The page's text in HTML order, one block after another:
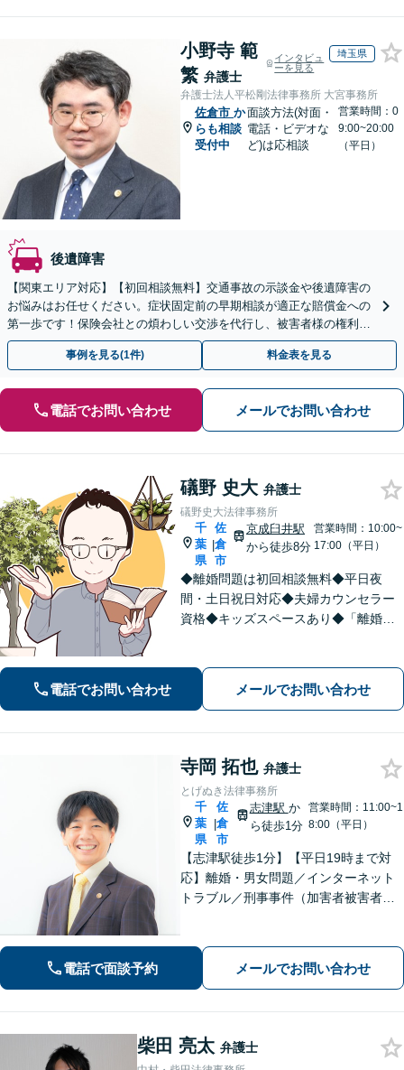
小野寺 範
繁 弁護士
インタビュ
ーを見る
埼玉県
弁護士法人平松剛法律事務所 大宮事務所
佐倉市 か
らも相談
受付中
面談方法(対面・
電話・ビデオな
ど)は応相談
営業時間：0
9:00~20:00
（平日）
後遺障害
【関東エリア対応】【初回相談無料】交通事故の示談金や後遺障害の
お悩みはお任せください。症状固定前の早期相談が適正な賠償金への
第一歩です！保険会社との煩わしい交渉を代行し、被害者様の権利を
しっかり守ります。【夜間や休日相談可】
事例を見る(1件) 料金表を見る
電話でお問い合わせ メールでお問い合わせ
礒野 史大 弁護士
礒野史大法律事務所
千
葉
県
|
佐
倉
市
京成臼井駅
から徒歩8分
営業時間：10:00~
17:00（平日）
◆離婚問題は初回相談無料◆平日夜
間・土日祝日対応◆夫婦カウンセラー
資格◆キッズスペースあり◆「離婚・
たい！」が私の信条。【京成臼井駅か
ら徒歩8分】【専用駐車場】
電話でお問い合わせ メールでお問い合わせ
寺岡 拓也 弁護士
とげぬき法律事務所
千
葉
県
|
佐
倉
市
志津駅 か
ら徒歩1分
営業時間：11:00~1
8:00（平日）
【志津駅徒歩1分】【平日19時まで対
応】離婚・男女問題／インターネット
トラブル／刑事事件（加害者被害者含
ご相談ください【zoom面談可】【全国
相談対応】
電話で面談予約 メールでお問い合わせ
柴田 亮太 弁護士